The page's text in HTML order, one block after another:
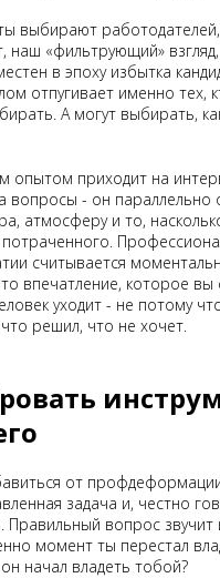
выбирают
наш «фильтрующий»
в эпоху избытка
отпугивает именно тех,
А могут выбирать,
опытом приходит на
вопросы - он параллельно
атмосферу и то,
считывается
впечатление, которое вы
уходит - не потому
решил, что не хочет.
от
задача и, честно
Правильный вопрос звучит
момент ты перестал
начал владеть тобой?